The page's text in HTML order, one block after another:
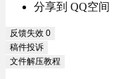
分享到 QQ空间
反馈失效 0
稿件投诉
文件解压教程